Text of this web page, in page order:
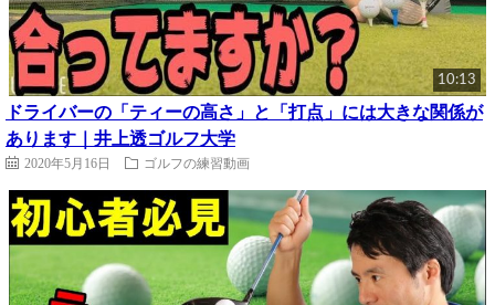
10:13
ドライバーの「ティーの高さ」と「打点」には大きな関係が
あります｜井上透ゴルフ大学
2020年5月16日 ゴルフの練習動画